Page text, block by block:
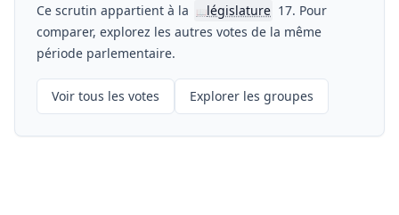
Ce scrutin appartient à la 📖législature 17. Pour
comparer, explorez les autres votes de la même
période parlementaire.
Voir tous les votes Explorer les groupes